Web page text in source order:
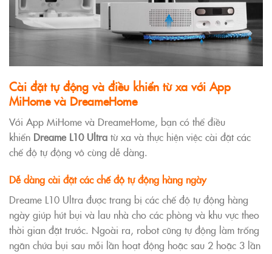
Cài đặt tự động và điều khiển từ xa với App
MiHome và DreameHome
Với App MiHome và DreameHome, bạn có thể điều
khiển Dreame L10 Ultra từ xa và thực hiện việc cài đặt các
chế độ tự động vô cùng dễ dàng.
Dễ dàng cài đặt các chế độ tự động hàng ngày
Dreame L10 Ultra được trang bị các chế độ tự động hàng
ngày giúp hút bụi và lau nhà cho các phòng và khu vực theo
thời gian đặt trước. Ngoài ra, robot cũng tự động làm trống
ngăn chứa bụi sau mỗi lần hoạt động hoặc sau 2 hoặc 3 lần